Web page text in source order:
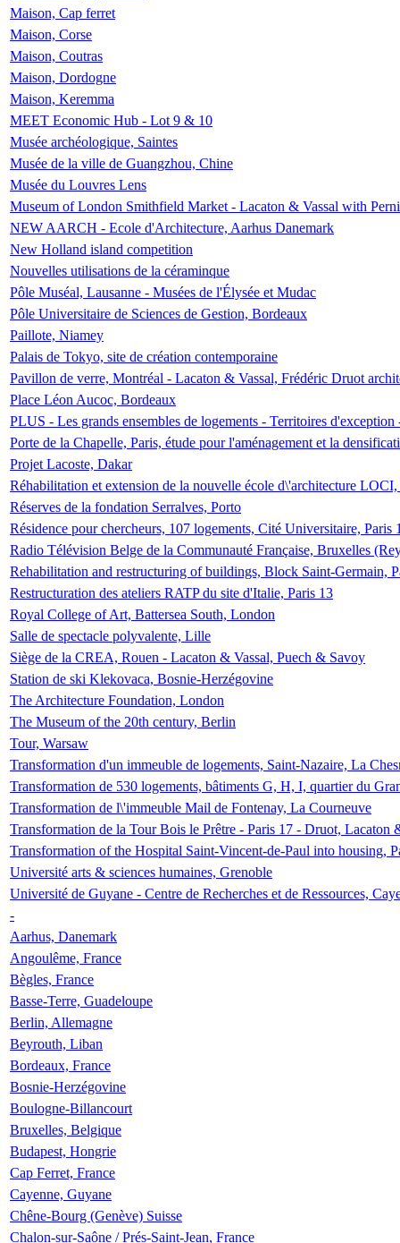
Maison, Cap ferret
Maison, Corse
Maison, Coutras
Maison, Dordogne
Maison, Keremma
MEET Economic Hub - Lot 9 & 10
Musée archéologique, Saintes
Musée de la ville de Guangzhou, Chine
Musée du Louvres Lens
Museum of London Smithfield Market - Lacaton & Vassal with
NEW AARCH - Ecole d'Architecture, Aarhus Danemark
New Holland island competition
Nouvelles utilisations de la céraminque
Pôle Muséal, Lausanne - Musées de l'Élysée et Mudac
Pôle Universitaire de Sciences de Gestion, Bordeaux
Paillote, Niamey
Palais de Tokyo, site de création contemporaine
Pavillon de verre, Montréal - Lacaton & Vassal, Frédéric Druot
Place Léon Aucoc, Bordeaux
PLUS - Les grands ensembles de logements - Territoires
Porte de la Chapelle, Paris, étude pour l'aménagement et la
Projet Lacoste, Dakar
Réhabilitation et extension de la nouvelle école d\'architecture
Réserves de la fondation Serralves, Porto
Résidence pour chercheurs, 107 logements, Cité Universitaire, Paris
Radio Télévision Belge de la Communauté Française, Bruxelles
Rehabilitation and restructuring of buildings, Block Saint-Germain,
Restructuration des ateliers RATP du site d'Italie, Paris 13
Royal College of Art, Battersea South, London
Salle de spectacle polyvalente, Lille
Siège de la CREA, Rouen - Lacaton & Vassal, Puech & Savoy
Station de ski Klekovaca, Bosnie-Herzégovine
The Architecture Foundation, London
The Museum of the 20th century, Berlin
Tour, Warsaw
Transformation d'un immeuble de logements, Saint-Nazaire, La
Transformation de 530 logements, bâtiments G, H, I, quartier du
Transformation de l\'immeuble Mail de Fontenay, La Courneuve
Transformation de la Tour Bois le Prêtre - Paris 17 - Druot, Lacaton
Transformation of the Hospital Saint-Vincent-de-Paul into housing,
Université arts & sciences humaines, Grenoble
Université de Guyane - Centre de Recherches et de Ressources,
-
Aarhus, Danemark
Angoulême, France
Bègles, France
Basse-Terre, Guadeloupe
Berlin, Allemagne
Beyrouth, Liban
Bordeaux, France
Bosnie-Herzégovine
Boulogne-Billancourt
Bruxelles, Belgique
Budapest, Hongrie
Cap Ferret, France
Cayenne, Guyane
Chêne-Bourg (Genève) Suisse
Chalon-sur-Saône / Prés-Saint-Jean, France